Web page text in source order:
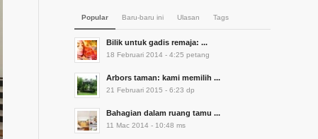
Popular Baru-baru ini Ulasan Tags
Bilik untuk gadis remaja: ...
18 Februari 2014 - 4:25 petang
Arbors taman: kami memilih ...
21 Februari 2015 - 6:23 dp
Bahagian dalam ruang tamu ...
11 Mac 2014 - 10:48 ms